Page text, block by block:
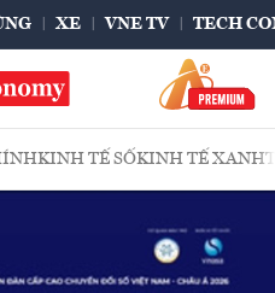
XE VNE TV TECH
KINH TẾ SỐKINH TẾ XANH